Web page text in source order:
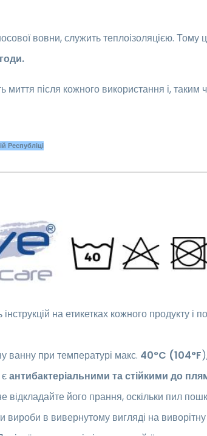
вовни, служить теплоізоляцією.
після кожного використання і, таким
Республіці
на етикетках кожного продукту і
ванну при температурі макс. 40°C (104°F
антибактеріальними та стійкими до
відкладайте його прання, оскільки пил
вироби в вивернутому вигляді на